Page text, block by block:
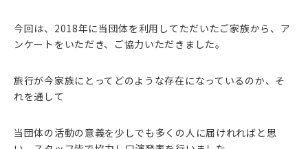
今回は、2018年に当団体を利用してただいたご家族から、ア
ンケートをいただき、ご協力いただきました。
旅行が今家族にとってどのような存在になっているのか、そ
れを通して
当団体の活動の意義を少しでも多くの人に届けれればと思